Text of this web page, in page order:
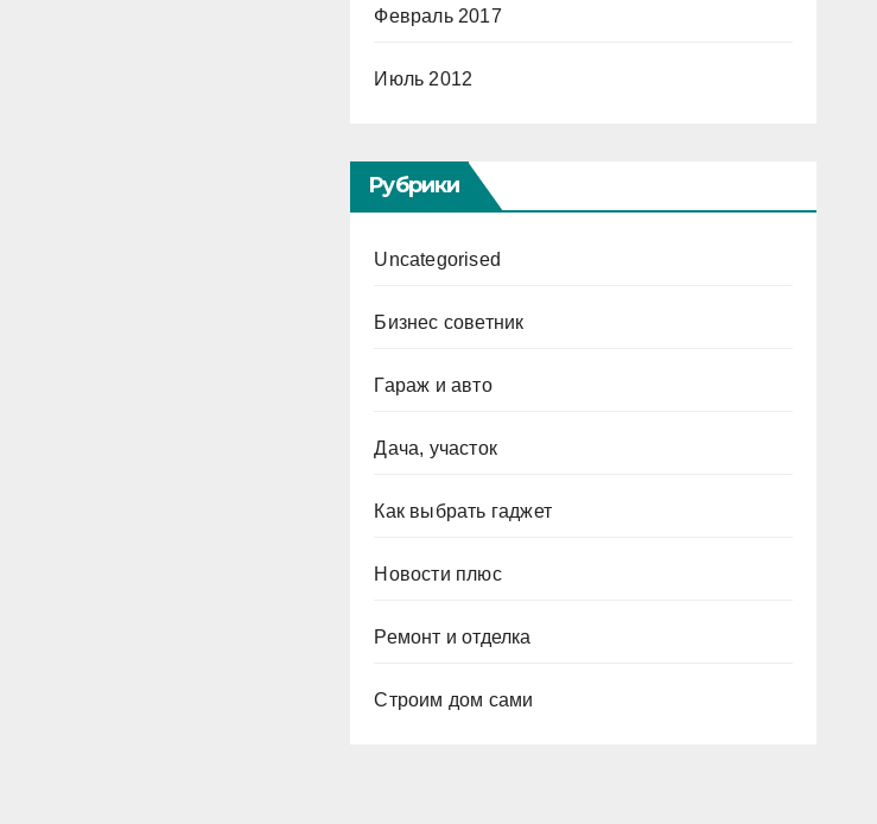
Февраль 2017
Июль 2012
Рубрики
Uncategorised
Бизнес советник
Гараж и авто
Дача, участок
Как выбрать гаджет
Новости плюс
Ремонт и отделка
Строим дом сами